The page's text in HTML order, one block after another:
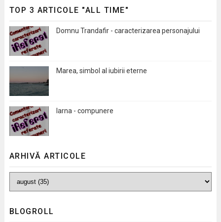
TOP 3 ARTICOLE "ALL TIME"
Domnu Trandafir - caracterizarea personajului
Marea, simbol al iubirii eterne
Iarna - compunere
ARHIVĂ ARTICOLE
BLOGROLL